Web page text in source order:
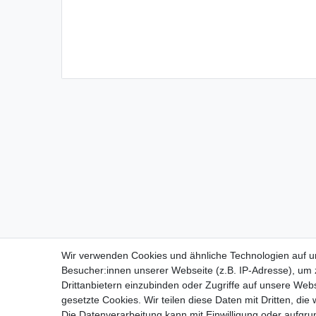
Impressum
Wir verwenden Cookies und ähnliche Technologien auf
Besucher:innen unserer Webseite (z.B. IP-Adresse),
Drittanbietern einzubinden oder Zugriffe auf unsere
gesetzte Cookies. Wir teilen diese Daten mit Dritten, die